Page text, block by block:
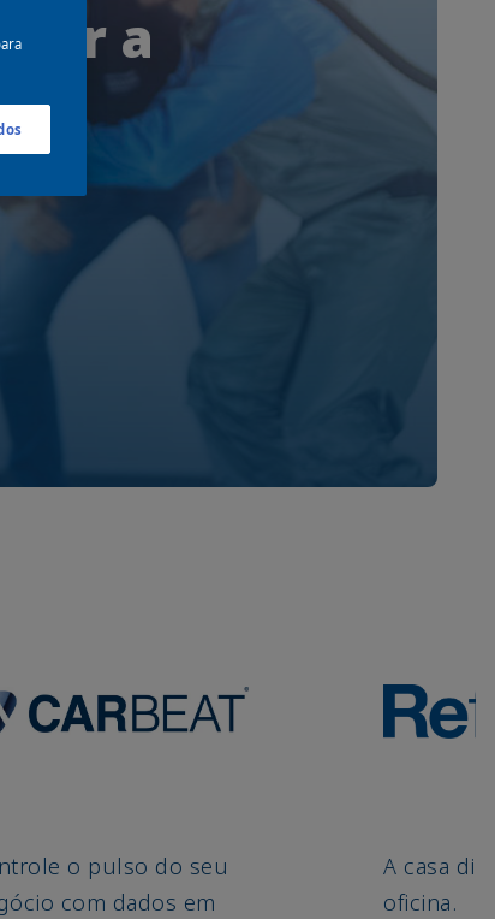
a
o pulso do seu
com dados em
A casa
oficina.